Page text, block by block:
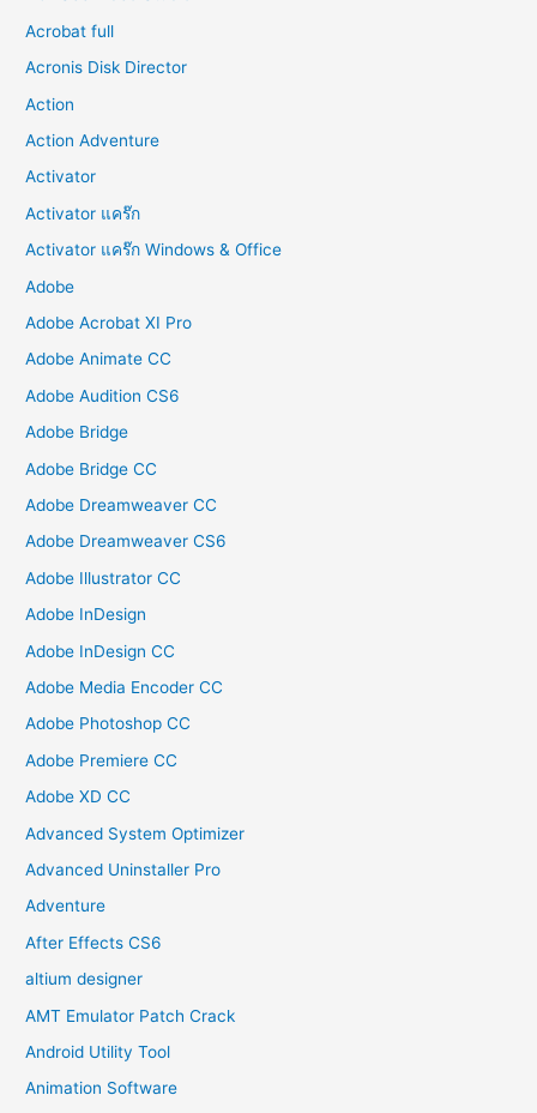
Acrobat full
Acronis Disk Director
Action
Action Adventure
Activator
Activator แคร๊ก
Activator แคร๊ก Windows & Office
Adobe
Adobe Acrobat XI Pro
Adobe Animate CC
Adobe Audition CS6
Adobe Bridge
Adobe Bridge CC
Adobe Dreamweaver CC
Adobe Dreamweaver CS6
Adobe Illustrator CC
Adobe InDesign
Adobe InDesign CC
Adobe Media Encoder CC
Adobe Photoshop CC
Adobe Premiere CC
Adobe XD CC
Advanced System Optimizer
Advanced Uninstaller Pro
Adventure
After Effects CS6
altium designer
AMT Emulator Patch Crack
Android Utility Tool
Animation Software